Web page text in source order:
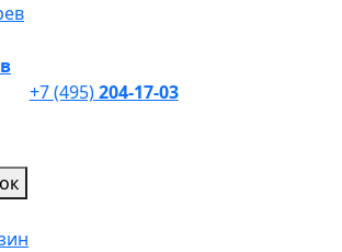
+7 (495)204-17-03